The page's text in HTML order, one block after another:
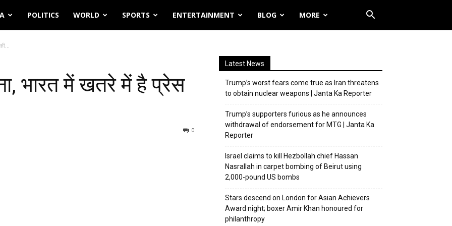
POLITICS WORLD SPORTS ENTERTAINMENT BLOG MORE
भारत में खतरे में है प्रेस
0
Latest News
Trump’s worst fears come true as Iran threatens
to obtain nuclear weapons | Janta Ka Reporter
Trump’s supporters furious as he announces
withdrawal of endorsement for MTG | Janta Ka
Reporter
Israel claims to kill Hezbollah chief Hassan
Nasrallah in carpet bombing of Beirut using
2,000-pound US bombs
Stars descend on London for Asian Achievers
Award night; boxer Amir Khan honoured for
philanthropy